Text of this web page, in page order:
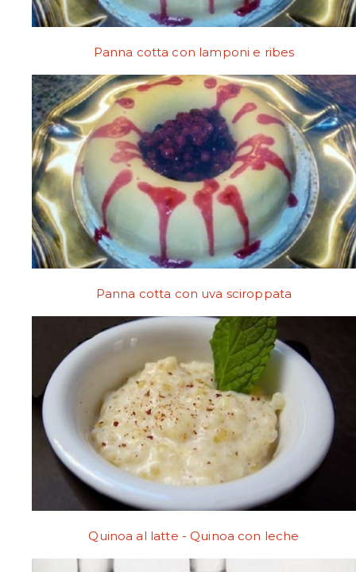
Panna cotta con lamponi e ribes
Panna cotta con uva sciroppata
Quinoa al latte - Quinoa con leche